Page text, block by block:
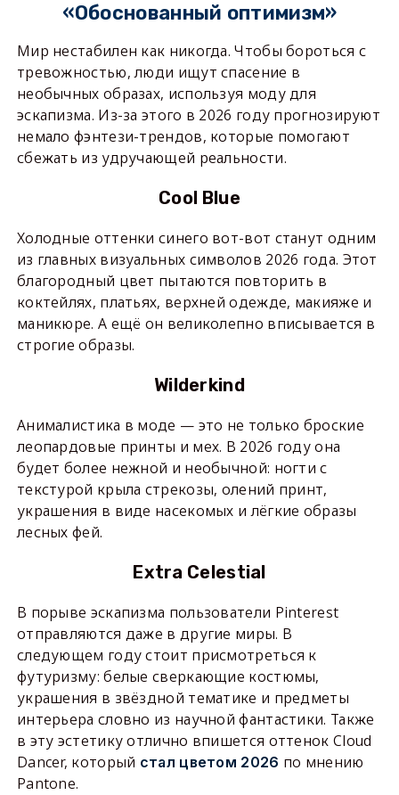
«Обоснованный оптимизм»
Мир нестабилен как никогда. Чтобы бороться с
тревожностью, люди ищут спасение в
необычных образах, используя моду для
эскапизма. Из-за этого в 2026 году прогнозируют
немало фэнтези-трендов, которые помогают
сбежать из удручающей реальности.
Cool Blue
Холодные оттенки синего вот-вот станут одним
из главных визуальных символов 2026 года. Этот
благородный цвет пытаются повторить в
коктейлях, платьях, верхней одежде, макияже и
маникюре. А ещё он великолепно вписывается в
строгие образы.
Wilderkind
Анималистика в моде — это не только броские
леопардовые принты и мех. В 2026 году она
будет более нежной и необычной: ногти с
текстурой крыла стрекозы, олений принт,
украшения в виде насекомых и лёгкие образы
лесных фей.
Extra Celestial
В порыве эскапизма пользователи Pinterest
отправляются даже в другие миры. В
следующем году стоит присмотреться к
футуризму: белые сверкающие костюмы,
украшения в звёздной тематике и предметы
интерьера словно из научной фантастики. Также
в эту эстетику отлично впишется оттенок Cloud
Dancer, который стал цветом 2026 по мнению
Pantone.